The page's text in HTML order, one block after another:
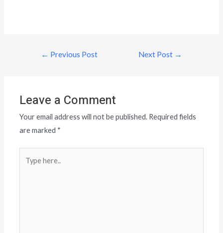
← Previous Post Next Post →
Leave a Comment
Your email address will not be published. Required fields
are marked *